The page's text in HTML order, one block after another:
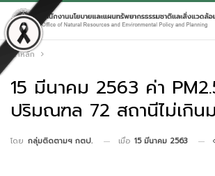
หน้าหลัก
15 มีนาคม 2563 ค่า
ปริมณฑล 72 สถานีไม่เกิน
โดย กลุ่มติดตามฯ กตป. เมื่อ 15 มีนาคม 2563